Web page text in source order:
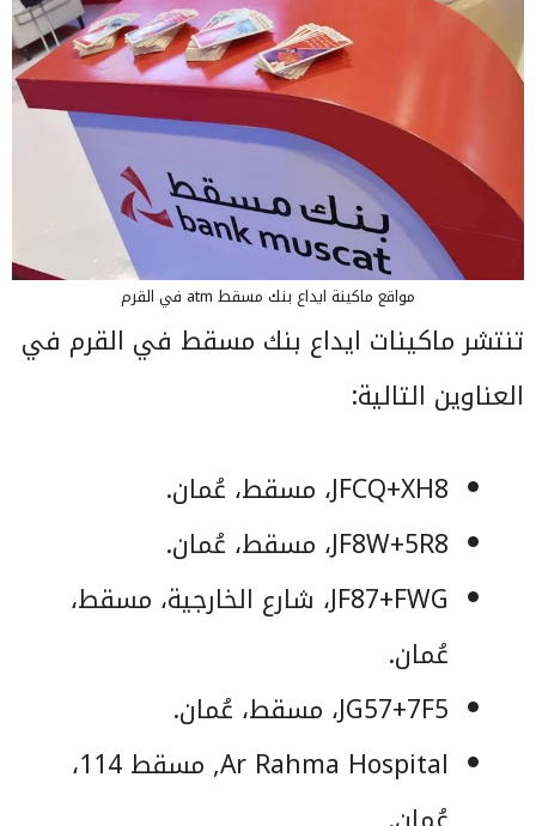
مواقع ماكينة ايداع بنك مسقط atm في القرم
تنتشر ماكينات ايداع بنك مسقط في القرم في
العناوين التالية:
JFCQ+XH8، مسقط، عُمان.
JF8W+5R8، مسقط، عُمان.
JF87+FWG، شارع الخارجية، مسقط،
عُمان.
JG57+7F5، مسقط، عُمان.
Ar Rahma Hospital, مسقط 114،